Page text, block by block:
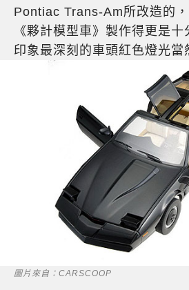
Pontiac Trans-Am所改造的
《夥計模型車》製作得更是
印象最深刻的車頭紅色燈光當
圖片來自：CARSCOOP